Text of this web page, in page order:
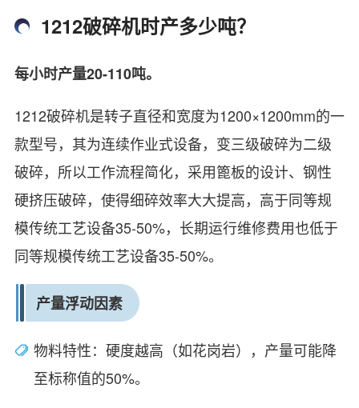
1212破碎机时产多少吨？
每小时产量20-110吨。
1212破碎机是转子直径和宽度为1200×1200mm的一
款型号，其为连续作业式设备，变三级破碎为二级
破碎，所以工作流程简化，采用篦板的设计、钢性
硬挤压破碎，使得细碎效率大大提高，高于同等规
模传统工艺设备35-50%，长期运行维修费用也低于
同等规模传统工艺设备35-50%。
产量浮动因素
‌物料特性‌：硬度越高（如花岗岩），产量可能降
至标称值的50%。